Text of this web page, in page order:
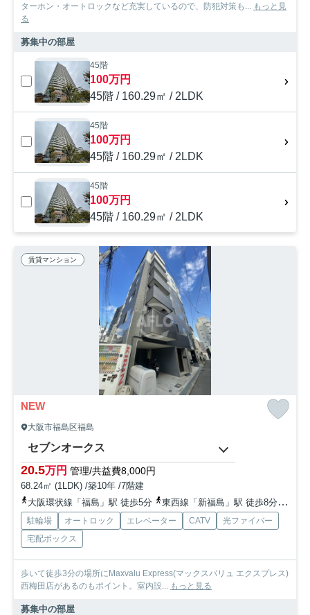
ターホン・オートロックなど充実しているので、防犯対策も... もっと見
る
募集中の部屋
45階
100万円
45階 / 160.29㎡ / 2LDK
45階
100万円
45階 / 160.29㎡ / 2LDK
45階
100万円
45階 / 160.29㎡ / 2LDK
賃貸マンション
NEW
大阪市福島区福島
セブンオークス
20.5万円 管理/共益費8,000円
68.24㎡ (1LDK) /築10年 /7階建
大阪環状線「福島」駅 徒歩5分
東西線「新福島」駅 徒歩8分
駐輪場 オートロック エレベーター CATV
光ファイバー
宅配ボックス
歩いて徒歩3分の場所にMaxvalu Express(マックスバリュ エクスプレス)
西梅田店があるのもポイント。室内設... もっと見る
募集中の部屋